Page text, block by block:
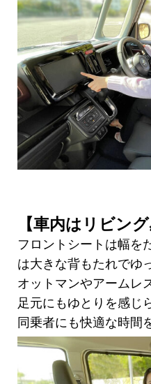
【車内はリビング
フロントシートは幅を
は大きな背もたれでゆ
オットマンやアームレ
足元にもゆとりを感じ
同乗者にも快適な時間